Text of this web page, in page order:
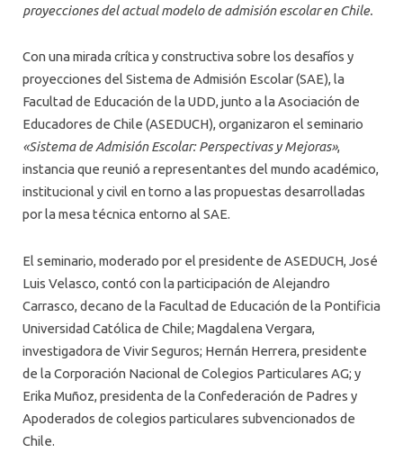
proyecciones del actual modelo de admisión escolar en Chile.
Con una mirada crítica y constructiva sobre los desafíos y
proyecciones del Sistema de Admisión Escolar (SAE), la
Facultad de Educación de la UDD, junto a la Asociación de
Educadores de Chile (ASEDUCH), organizaron el seminario
«Sistema de Admisión Escolar: Perspectivas y Mejoras»,
instancia que reunió a representantes del mundo académico,
institucional y civil en torno a las propuestas desarrolladas
por la mesa técnica entorno al SAE.
El seminario, moderado por el presidente de ASEDUCH, José
Luis Velasco, contó con la participación de Alejandro
Carrasco, decano de la Facultad de Educación de la Pontificia
Universidad Católica de Chile; Magdalena Vergara,
investigadora de Vivir Seguros; Hernán Herrera, presidente
de la Corporación Nacional de Colegios Particulares AG; y
Erika Muñoz, presidenta de la Confederación de Padres y
Apoderados de colegios particulares subvencionados de
Chile.